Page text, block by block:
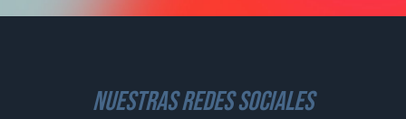
nuestras redes sociales